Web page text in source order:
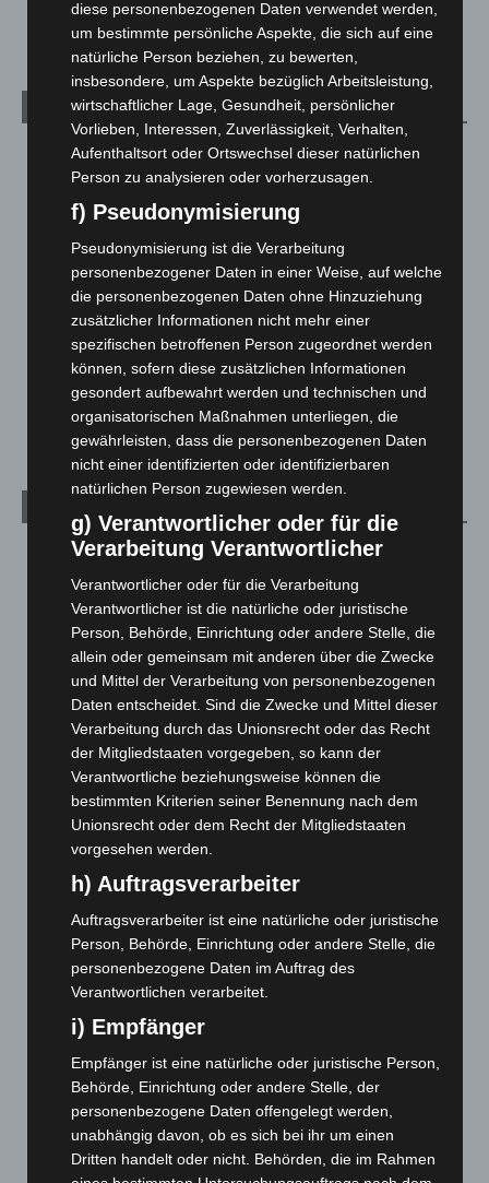
5. August 2026
Kategorien
Blaulicht
2.799
Corona-News
Hannover und Region
Langenhagen und Ortsteile
Leserbriefe
Menschen
Über uns
Veranstaltungen
1.888
August 2026 (14)
Juli 2026(73)
Juni 2026(139)
Mai 2026(99)
April 2026(99)
März 2026 (115)
Februar 2026(109)
Januar 2026(122)
Dezember 2025 (103)
November 2025(114)
Oktober 2025(112)
September 2025(93)
August 2025 (90)
Juli 2025
Juni 2025
(103)
April 2025
(88)
März 2025(111)
Februar 2025(96)
Januar 2025(88)
diese personenbezogenen Daten verwendet werden,
um bestimmte persönliche Aspekte, die sich auf eine
natürliche Person beziehen, zu bewerten,
insbesondere, um Aspekte bezüglich Arbeitsleistung,
wirtschaftlicher Lage, Gesundheit, persönlicher
Vorlieben, Interessen, Zuverlässigkeit, Verhalten,
Aufenthaltsort oder Ortswechsel dieser natürlichen
Person zu analysieren oder vorherzusagen.
f) Pseudonymisierung
Pseudonymisierung ist die Verarbeitung
personenbezogener Daten in einer Weise, auf welche
die personenbezogenen Daten ohne Hinzuziehung
zusätzlicher Informationen nicht mehr einer
spezifischen betroffenen Person zugeordnet werden
können, sofern diese zusätzlichen Informationen
gesondert aufbewahrt werden und technischen und
organisatorischen Maßnahmen unterliegen, die
gewährleisten, dass die personenbezogenen Daten
nicht einer identifizierten oder identifizierbaren
natürlichen Person zugewiesen werden.
g) Verantwortlicher oder für die
Verarbeitung Verantwortlicher
Verantwortlicher oder für die Verarbeitung
Verantwortlicher ist die natürliche oder juristische
Person, Behörde, Einrichtung oder andere Stelle, die
allein oder gemeinsam mit anderen über die Zwecke
und Mittel der Verarbeitung von personenbezogenen
Daten entscheidet. Sind die Zwecke und Mittel dieser
Verarbeitung durch das Unionsrecht oder das Recht
der Mitgliedstaaten vorgegeben, so kann der
Verantwortliche beziehungsweise können die
bestimmten Kriterien seiner Benennung nach dem
Unionsrecht oder dem Recht der Mitgliedstaaten
vorgesehen werden.
h) Auftragsverarbeiter
Auftragsverarbeiter ist eine natürliche oder juristische
Person, Behörde, Einrichtung oder andere Stelle, die
personenbezogene Daten im Auftrag des
Verantwortlichen verarbeitet.
i) Empfänger
Empfänger ist eine natürliche oder juristische Person,
Behörde, Einrichtung oder andere Stelle, der
personenbezogene Daten offengelegt werden,
unabhängig davon, ob es sich bei ihr um einen
Dritten handelt oder nicht. Behörden, die im Rahmen